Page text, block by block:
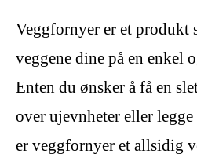
Veggfornyer er et produkt
veggene dine på en enkel
Enten du ønsker å få en
over ujevnheter eller
er veggfornyer et allsidig